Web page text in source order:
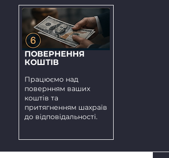
ПОВЕРНЕННЯ
КОШТІВ
Працюємо над
повернням ваших
коштів та
притягненням шахраїв
до відповідальності.